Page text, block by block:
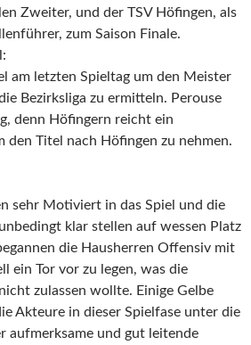
Zweiter, und der TSV Höfingen, als
zum Saison Finale.
am letzten Spieltag um den Meister
Bezirksliga zu ermitteln. Perouse
denn Höfingern reicht ein
den Titel nach Höfingen zu nehmen.
sehr Motiviert in das Spiel und die
klar stellen auf wessen Platz
die Hausherren Offensiv mit
ein Tor vor zu legen, was die
zulassen wollte. Einige Gelbe
Akteure in dieser Spielfase unter die
aufmerksame und gut leitende